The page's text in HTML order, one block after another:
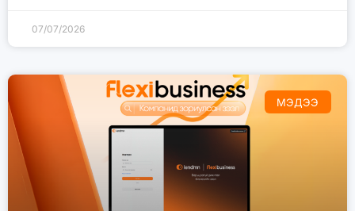
07/07/2026
МЭДЭЭ